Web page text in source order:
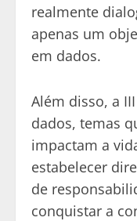
realmente
apenas um
em dados.
Além disso, a
dados, temas
impactam a
estabelecer
de
conquistar a